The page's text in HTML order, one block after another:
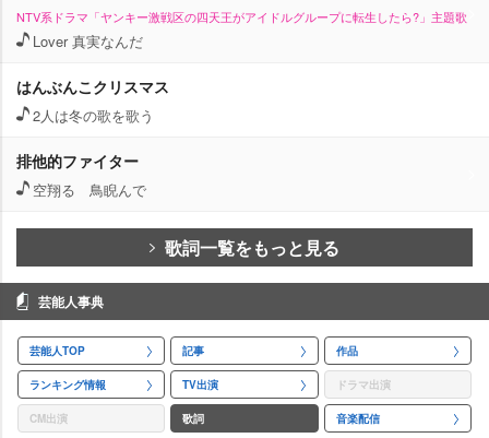
NTV系ドラマ「ヤンキー激戦区の四天王がアイドルグループに転生したら?」主題歌
Lover 真実なんだ
はんぶんこクリスマス
2人は冬の歌を歌う
排他的ファイター
空翔る 鳥睨んで
歌詞一覧をもっと見る
芸能人事典
芸能人TOP 記事 作品
ランキング情報 TV出演 ドラマ出演
CM出演 歌詞 音楽配信